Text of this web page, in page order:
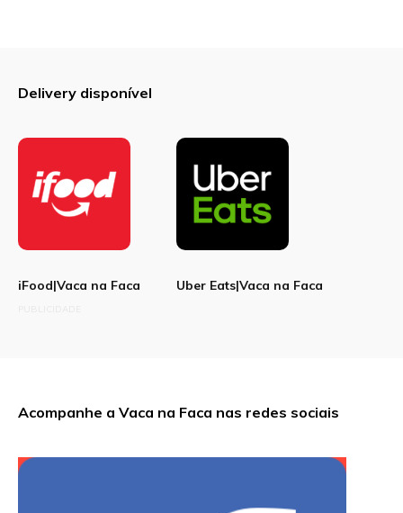
Delivery disponível
iFood|Vaca na Faca Uber Eats|Vaca na Faca
Acompanhe a Vaca na Faca nas redes sociais